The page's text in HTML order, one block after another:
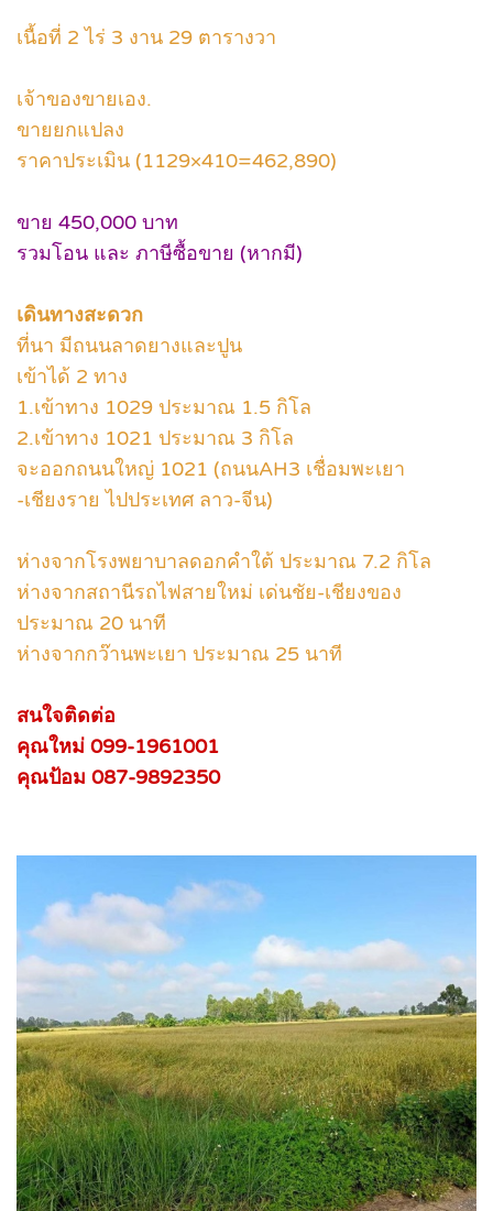
เนื้อที่ 2 ไร่ 3 งาน 29 ตารางวา
เจ้าของขายเอง.
ขายยกแปลง
ราคาประเมิน (1129×410=462,890)
ขาย 450,000 บาท
รวมโอน และ ภาษีซื้อขาย (หากมี)
เดินทางสะดวก
ที่นา มีถนนลาดยางและปูน
เข้าได้ 2 ทาง
1.เข้าทาง 1029 ประมาณ 1.5 กิโล
2.เข้าทาง 1021 ประมาณ 3 กิโล
จะออกถนนใหญ่ 1021 (ถนนAH3 เชื่อมพะเยา
-เชียงราย ไปประเทศ ลาว-จีน)
ห่างจากโรงพยาบาลดอกคำใต้ ประมาณ 7.2 กิโล
ห่างจากสถานีรถไฟสายใหม่ เด่นชัย-เชียงของ
ประมาณ 20 นาที
ห่างจากกว๊านพะเยา ประมาณ 25 นาที
สนใจติดต่อ
คุณใหม่ 099-1961001
คุณป้อม 087-9892350